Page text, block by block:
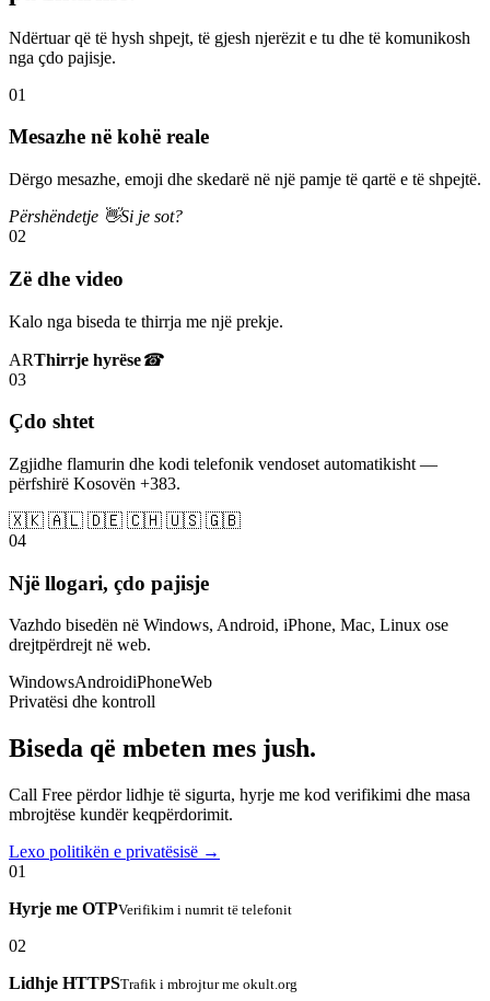
Ndërtuar që të hysh shpejt, të gjesh njerëzit e tu dhe të komunikosh
nga çdo pajisje.
01
Mesazhe në kohë reale
Dërgo mesazhe, emoji dhe skedarë në një pamje të qartë e të shpejtë.
Përshëndetje 👋Si je sot?
02
Zë dhe video
Kalo nga biseda te thirrja me një prekje.
ARThirrje hyrëse☎
03
Çdo shtet
Zgjidhe flamurin dhe kodi telefonik vendoset automatikisht —
përfshirë Kosovën +383.
🇽🇰 🇦🇱 🇩🇪 🇨🇭 🇺🇸 🇬🇧
04
Një llogari, çdo pajisje
Vazhdo bisedën në Windows, Android, iPhone, Mac, Linux ose
drejtpërdrejt në web.
WindowsAndroidiPhoneWeb
Privatësi dhe kontroll
Biseda që mbeten mes jush.
Call Free përdor lidhje të sigurta, hyrje me kod verifikimi dhe masa
mbrojtëse kundër keqpërdorimit.
Lexo politikën e privatësisë →
01
Hyrje me OTPVerifikim i numrit të telefonit
02
Lidhje HTTPSTrafik i mbrojtur me okult.org